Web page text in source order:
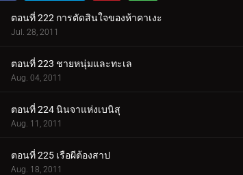
ตอนที่ 222 การตัดสินใจของห้าคาเงะ
Jul. 28, 2011
ตอนที่ 223 ชายหนุ่มและทะเล
Aug. 04, 2011
ตอนที่ 224 นินจาแห่งเบนิสุ
Aug. 11, 2011
ตอนที่ 225 เรือผีต้องสาป
Aug. 18, 2011